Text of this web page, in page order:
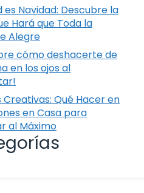
es Navidad: Descubre la
Hará que Toda la
Alegre
cómo deshacerte de
en los ojos al
Creativas: Qué Hacer en
en Casa para
al Máximo